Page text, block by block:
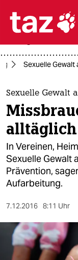

themen
politik
öko
gesellschaft
kultur
sport
berlin
nord
Sexuelle Gewalt
Sexuelle Gewalt
alltäglich
In Vereinen,
Sexuelle Gewalt
Prävention,
Aufarbeitung.
7.12.2016 8:11 Uhr